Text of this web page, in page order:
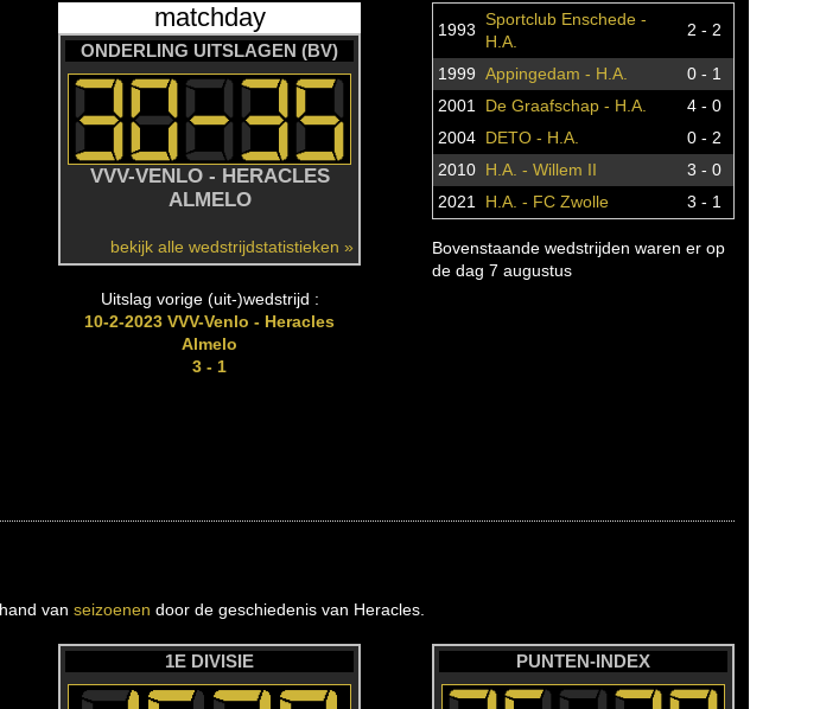
matchday
ONDERLING UITSLAGEN (BV)
VVV-VENLO - HERACLES
ALMELO
bekijk alle wedstrijdstatistieken »
Uitslag vorige (uit-)wedstrijd :
10-2-2023 VVV-Venlo - Heracles
Almelo
3 - 1
1993
Sportclub Enschede -
H.A.
2 - 2
1999 Appingedam - H.A.
0 - 1
2001
De Graafschap - H.A.
4 - 0
2004 DETO - H.A.
0 - 2
2010 H.A. - Willem II
3 - 0
2021
H.A. - FC Zwolle 3 - 1
Bovenstaande wedstrijden waren er op
de dag 7 augustus
van seizoenen door de geschiedenis van Heracles.
1E DIVISIE PUNTEN-INDEX